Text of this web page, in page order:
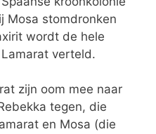
Mosa stomdronken
wordt de hele
verteld.
zijn oom mee naar
tegen, die
en Mosa (die